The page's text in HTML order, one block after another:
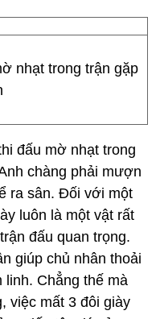
nhạt trong trận gặp
đấu mờ nhạt trong
chàng phải mượn
ra sân. Đối với một
luôn là một vật rất
đấu quan trọng.
giúp chủ nhân thoải
linh. Chẳng thế mà
việc mất 3 đôi giày